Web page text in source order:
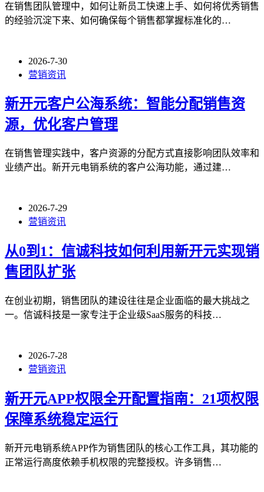
在销售团队管理中，如何让新员工快速上手、如何将优秀销售
的经验沉淀下来、如何确保每个销售都掌握标准化的…
2026-7-30
营销资讯
新开元客户公海系统：智能分配销售资
源，优化客户管理
在销售管理实践中，客户资源的分配方式直接影响团队效率和
业绩产出。新开元电销系统的客户公海功能，通过建…
2026-7-29
营销资讯
从0到1：信诚科技如何利用新开元实现销
售团队扩张
在创业初期，销售团队的建设往往是企业面临的最大挑战之
一。信诚科技是一家专注于企业级SaaS服务的科技…
2026-7-28
营销资讯
新开元APP权限全开配置指南：21项权限
保障系统稳定运行
新开元电销系统APP作为销售团队的核心工作工具，其功能的
正常运行高度依赖手机权限的完整授权。许多销售…